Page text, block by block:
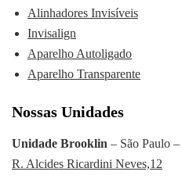
Alinhadores Invisíveis
Invisalign
Aparelho Autoligado
Aparelho Transparente
Nossas Unidades
Unidade Brooklin – São Paulo –
R. Alcides Ricardini Neves,12